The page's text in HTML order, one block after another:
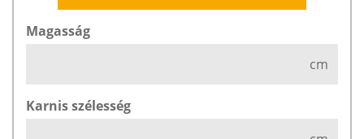
Magasság
cm
Karnis szélesség